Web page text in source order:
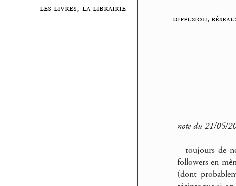
les livres, la librairie
diffusion,
note du 21/05/
– toujours de
followers en
(dont